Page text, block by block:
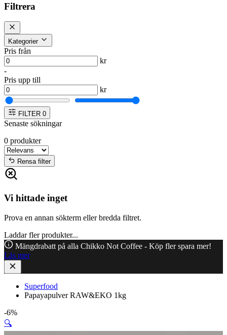
Filtrera
Kategorier
Pris från
kr
-
Pris upp till
kr
FILTER 0
Senaste sökningar
0 produkter
Rensa filter
Vi hittade inget
Prova en annan sökterm eller bredda filtret.
Laddar fler produkter...
Mängdrabatt på alla Chikko Not Coffee - Köp fler spara mer!
Läs mer
Superfood
Papayapulver RAW&EKO 1kg
-6%
🔍